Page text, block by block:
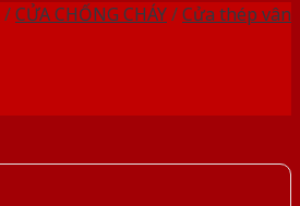
/CỬA CHỐNG CHÁY/Cửa thép vân